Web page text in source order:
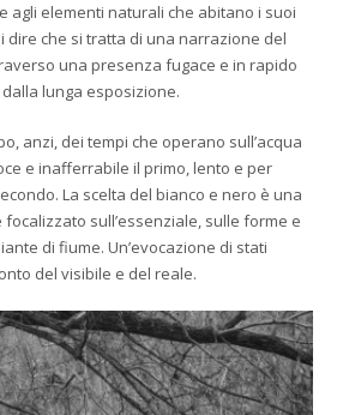
agli elementi naturali che abitano i suoi
dire che si tratta di una narrazione del
una presenza fugace e in rapido
lunga esposizione.
anzi, dei tempi che operano sull’acqua
e inafferrabile il primo, lento e per
La scelta del bianco e nero è una
sull’essenziale, sulle forme e
di fiume. Un’evocazione di stati
del visibile e del reale.